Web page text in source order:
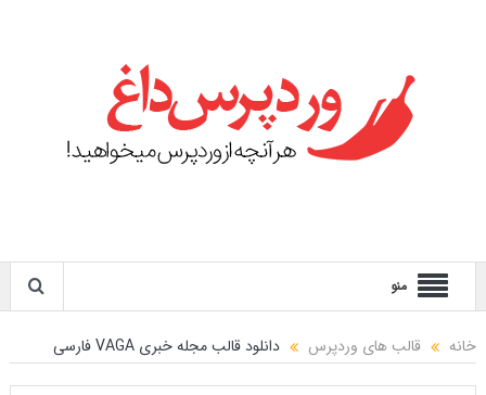
منو
خانه قالب های وردپرس دانلود قالب مجله خبری VAGA فارسی